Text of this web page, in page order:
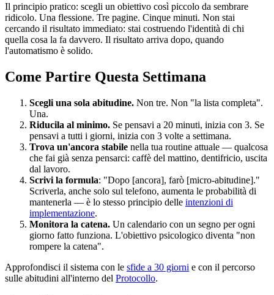
Il principio pratico: scegli un obiettivo così piccolo da sembrare
ridicolo. Una flessione. Tre pagine. Cinque minuti. Non stai
cercando il risultato immediato: stai costruendo l'identità di chi
quella cosa la fa davvero. Il risultato arriva dopo, quando
l'automatismo è solido.
Come Partire Questa Settimana
Scegli una sola abitudine. Non tre. Non "la lista completa".
Una.
Riducila al minimo. Se pensavi a 20 minuti, inizia con 3. Se
pensavi a tutti i giorni, inizia con 3 volte a settimana.
Trova un'ancora stabile nella tua routine attuale — qualcosa
che fai già senza pensarci: caffè del mattino, dentifricio, uscita
dal lavoro.
Scrivi la formula: "Dopo [ancora], farò [micro-abitudine]."
Scriverla, anche solo sul telefono, aumenta le probabilità di
mantenerla — è lo stesso principio delle intenzioni di
implementazione.
Monitora la catena. Un calendario con un segno per ogni
giorno fatto funziona. L'obiettivo psicologico diventa "non
rompere la catena".
Approfondisci il sistema con le sfide a 30 giorni e con il percorso
sulle abitudini all'interno del Protocollo.